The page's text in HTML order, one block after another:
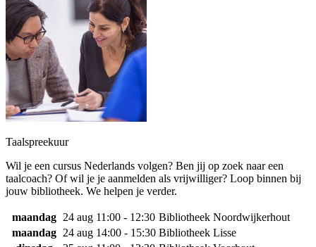
Taalspreekuur
Wil je een cursus Nederlands volgen? Ben jij op zoek naar een
taalcoach? Of wil je je aanmelden als vrijwilliger? Loop binnen bij
jouw bibliotheek. We helpen je verder.
maandag 24 aug 11:00 - 12:30 Bibliotheek Noordwijkerhout
maandag
24 aug 14:00 - 15:30 Bibliotheek Lisse